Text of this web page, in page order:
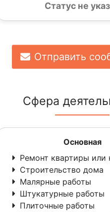
Статус не
Отправить
Сфера
Основная
Ремонт квартиры или
Строительство дома
Малярные работы
Штукатурные работы
Плиточные работы